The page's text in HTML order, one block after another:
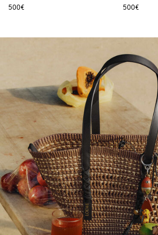
500€
500€